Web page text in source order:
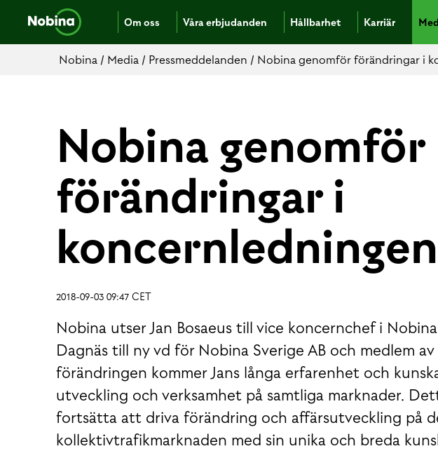
Om oss Våra erbjudanden Hållbarhet Karriär
Nobina / Media / Pressmeddelanden / Nobina genomför förändringar i
Nobina genomför
förändringar i
koncernledningen
2018-09-03 09:47 CET
Nobina utser Jan Bosaeus till vice koncernchef i
Dagnäs till ny vd för Nobina Sverige AB och medlem
förändringen kommer Jans långa erfarenhet och
utveckling och verksamhet på samtliga marknader.
fortsätta att driva förändring och affärsutveckling på
kollektivtrafikmarknaden med sin unika och breda